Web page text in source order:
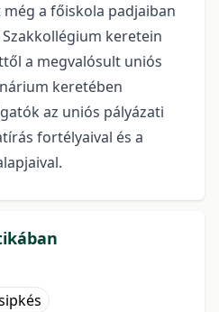
a főiskola padjaiban
keretein
a megvalósult uniós
keretében
az uniós pályázati
fortélyaival és a